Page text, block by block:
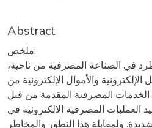
Abstract
ملخص:
في الصناعة المصرفية من ناحية،
والأموال الإلكترونية من
الخدمات المصرفية المقدمة من قبل
العمليات المصرفية الالكترونية في
ولمقابلة هذا التطور والمخاطر